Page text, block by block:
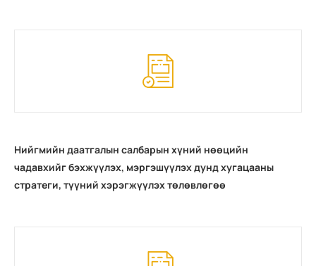
Нийгмийн даатгалын салбарын хүний нөөцийн
чадавхийг бэхжүүлэх, мэргэшүүлэх дунд хугацааны
стратеги, түүний хэрэгжүүлэх төлөвлөгөө